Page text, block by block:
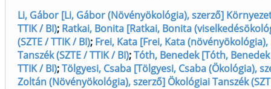
Li, Gábor [Li, Gábor (Növényökológia), szerző]
TTIK / BI); Ratkai, Bonita [Ratkai, Bonita
(SZTE / TTIK / BI); Frei, Kata [Frei, Kata
Tanszék (SZTE / TTIK / BI);Tóth, Benedek [Tóth,
TTIK / BI);Tölgyesi, Csaba [Tölgyesi, Csaba (Ökológia),
Zoltán (Növényökológia), szerző] Ökológiai Tanszék